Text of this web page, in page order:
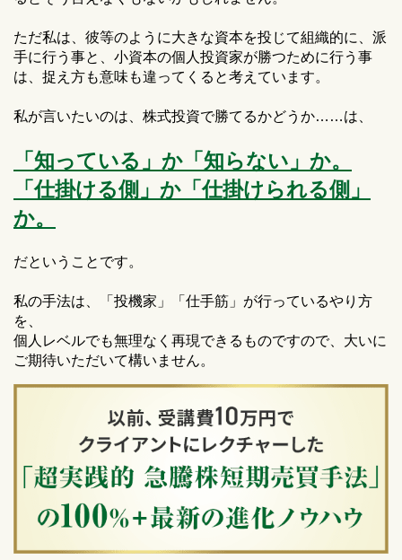
ただ私は、彼等のように大きな資本を投じて組織的に、派
手に行う事と、小資本の個人投資家が勝つために行う事
は、捉え方も意味も違ってくると考えています。
私が言いたいのは、株式投資で勝てるかどうか……は、
「知っている」か「知らない」か。
「仕掛ける側」か「仕掛けられる側」
か。
だということです。
私の手法は、「投機家」「仕手筋」が行っているやり方
を、
個人レベルでも無理なく再現できるものですので、大いに
ご期待いただいて構いません。